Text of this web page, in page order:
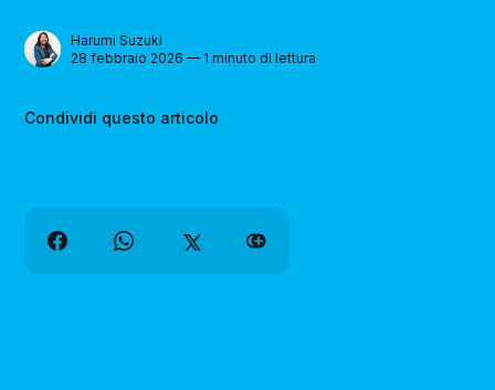
Harumi Suzuki
28 febbraio 2026 — 1 minuto di lettura
Condividi questo articolo